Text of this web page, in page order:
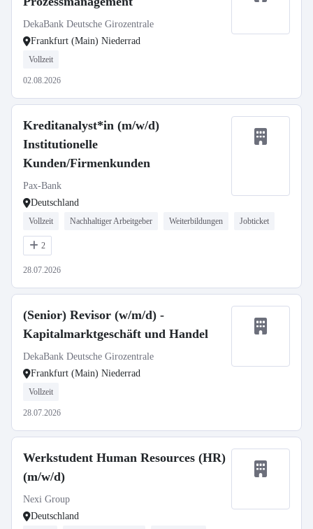
DekaBank Deutsche Girozentrale
Frankfurt (Main) Niederrad
Vollzeit
02.08.2026
Kreditanalyst*in (m/w/d)
Institutionelle
Kunden/Firmenkunden
Pax-Bank
Deutschland
Vollzeit Nachhaltiger Arbeitgeber Weiterbildungen Jobticket
2
28.07.2026
(Senior) Revisor (w/m/d) -
Kapitalmarktgeschäft und Handel
DekaBank Deutsche Girozentrale
Frankfurt (Main) Niederrad
Vollzeit
28.07.2026
Werkstudent Human Resources (HR)
(m/w/d)
Nexi Group
Deutschland